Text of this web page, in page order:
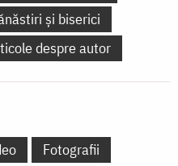
și biserici
despre autor
Fotografii